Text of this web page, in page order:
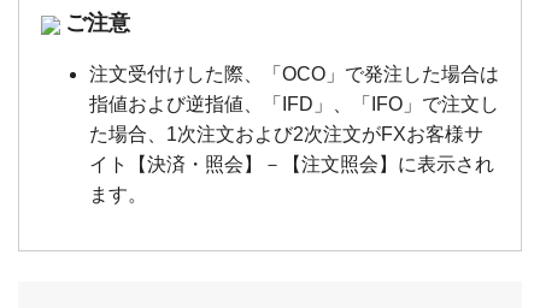
ご注意
注文受付けした際、「OCO」で発注した場合は
指値および逆指値、「IFD」、「IFO」で注文し
た場合、1次注文および2次注文がFXお客様サ
イト【決済・照会】－【注文照会】に表示され
ます。